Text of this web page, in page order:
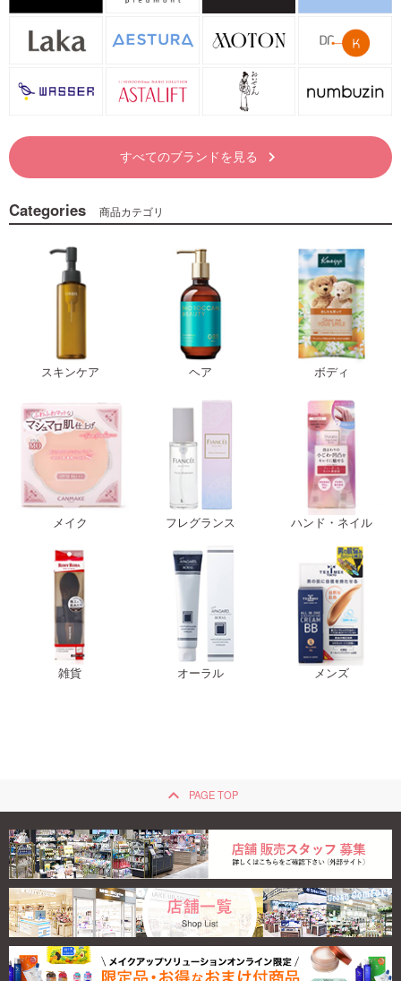
すべてのブランドを見る keyboard_arrow_right
Categories 商品カテゴリ
スキンケア ヘア ボディ
メイク フレグランス ハンド・ネイル
雑貨 オーラル メンズ
keyboard_arrow_up PAGE TOP